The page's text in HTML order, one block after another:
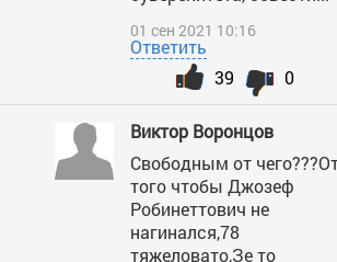
01 сен 2021 10:16
Ответить
0
39
Виктор Воронцов
Свободным от
того чтобы Джозеф
Робинеттович не
нагинался,78
тяжеловато,Зе то